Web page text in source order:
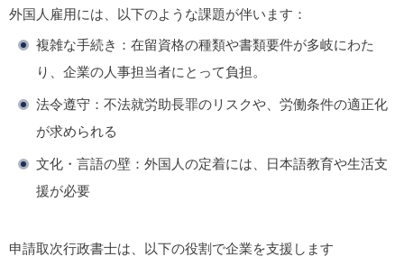
外国人雇用には、以下のような課題が伴います：
複雑な手続き ：在留資格の種類や書類要件が多岐にわた
り、企業の人事担当者にとって負担。
法令遵守 ：不法就労助長罪のリスクや、労働条件の適正化
が求められる
文化・言語の壁 ：外国人の定着には、日本語教育や生活支
援が必要
申請取次行政書士は、以下の役割で企業を支援します